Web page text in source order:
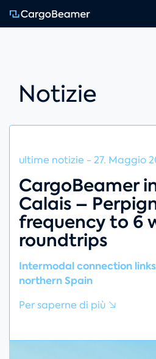
Notizie
ultime notizie -27. Maggio
CargoBeamer
Calais –
frequency to 6
roundtrips
Intermodal connection
northern Spain
Per saperne di più